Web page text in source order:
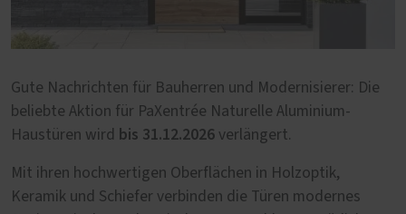
Gute Nachrichten für Bauherren und Modernisierer: Die
beliebte Aktion für PaXentrée Naturelle Aluminium-
Haustüren wird bis 31.12.2026 verlängert.
Mit ihren hochwertigen Oberflächen in Holzoptik,
Keramik und Schiefer verbinden die Türen modernes